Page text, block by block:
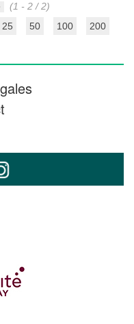
(1 - 2 / 2)
25 50 100 200